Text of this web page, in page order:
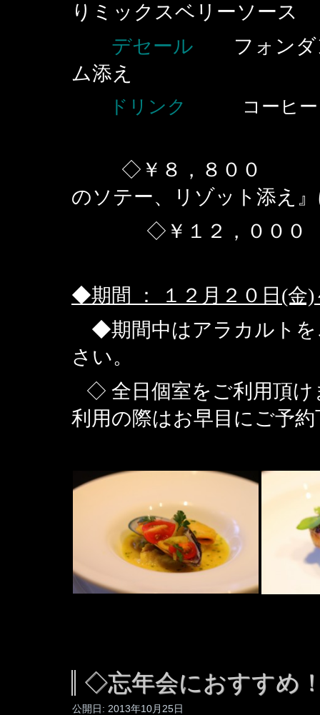
りミックスベリーソース
デセール フォンダ
ム添え
ドリンク コーヒー
◇￥８，８００ 上記
のソテー、リゾット添え
◇￥１２，０００ ￥
◆期間 ： １２月２０日(金)
◆期間中はアラカルト
さい。
◇ 全日個室をご利用頂け
利用の際はお早目にご予
◇忘年会におすすめ
公開日: 2013年10月25日